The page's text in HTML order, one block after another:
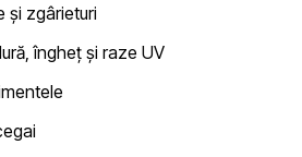
și zgârieturi
îngheț și raze UV